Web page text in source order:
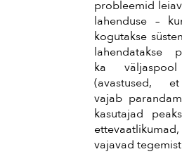
probleemid
lahenduse –
kogutakse
lahendatakse
ka
(avastused,
vajab
kasutajad
vajavad